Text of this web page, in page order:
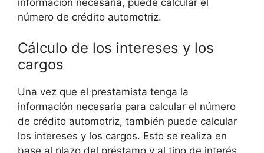
información necesaria, puede calcular el
número de crédito automotriz.
Cálculo de los intereses y los
cargos
Una vez que el prestamista tenga la
información necesaria para calcular el número
de crédito automotriz, también puede calcular
los intereses y los cargos. Esto se realiza en
base al plazo del préstamo y al tipo de interés